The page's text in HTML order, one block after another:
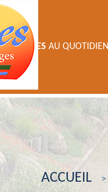
MAZIERES AU QUOTIDIEN
ACCUEIL